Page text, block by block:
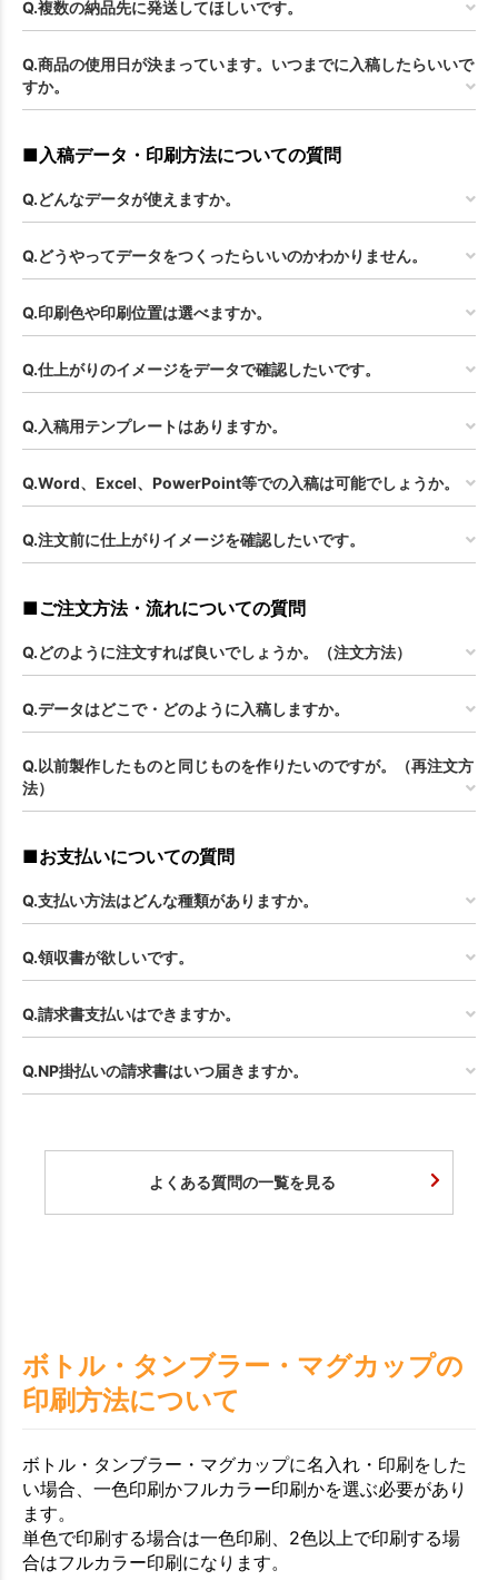
お買い物を続ける
Q.複数の納品先に発送してほしいです。
Q.商品の使用日が決まっています。いつまでに入稿したらいいで
すか。
■入稿データ・印刷方法についての質問
Q.どんなデータが使えますか。
Q.どうやってデータをつくったらいいのかわかりません。
Q.印刷色や印刷位置は選べますか。
Q.仕上がりのイメージをデータで確認したいです。
Q.入稿用テンプレートはありますか。
Q.Word、Excel、PowerPoint等での入稿は可能でしょうか。
Q.注文前に仕上がりイメージを確認したいです。
■ご注文方法・流れについての質問
Q.どのように注文すれば良いでしょうか。（注文方法）
Q.データはどこで・どのように入稿しますか。
Q.以前製作したものと同じものを作りたいのですが。（再注文方
法）
■お支払いについての質問
Q.支払い方法はどんな種類がありますか。
Q.領収書が欲しいです。
Q.請求書支払いはできますか。
Q.NP掛払いの請求書はいつ届きますか。
よくある質問の一覧を見る
ボトル・タンブラー・マグカップの
印刷方法について
ボトル・タンブラー・マグカップに名入れ・印刷をした
い場合、一色印刷かフルカラー印刷かを選ぶ必要があり
ます。
単色で印刷する場合は一色印刷、2色以上で印刷する場
合はフルカラー印刷になります。